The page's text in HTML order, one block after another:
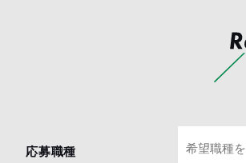
応募職種